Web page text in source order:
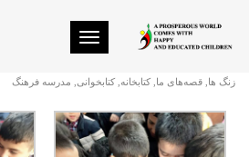
زنگ ها قصه‌های ما کتابخانه کتابخوانی مدرسه فرهنگ